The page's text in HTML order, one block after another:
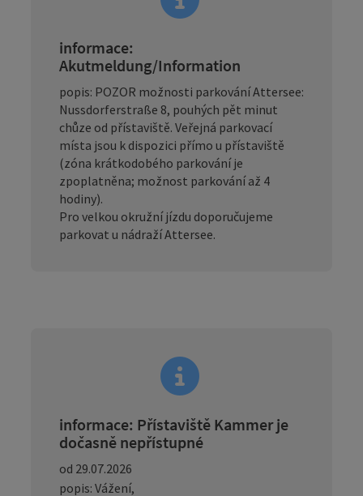
informace:
Akutmeldung/Information
popis: POZOR možnosti parkování Attersee:
Nussdorferstraße 8, pouhých pět minut
chůze od přístaviště. Veřejná parkovací
místa jsou k dispozici přímo u přístaviště
(zóna krátkodobého parkování je
zpoplatněna; možnost parkování až 4
hodiny).
Pro velkou okružní jízdu doporučujeme
parkovat u nádraží Attersee.
informace: Přístaviště Kammer je
dočasně nepřístupné
od 29.07.2026
popis: Vážení,